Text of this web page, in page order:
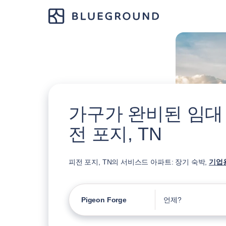
가구가 완비된 임
전 포지, TN
피전 포지, TN의 서비스드 아파트: 장기 숙박, 기업
Pigeon Forge 언제?